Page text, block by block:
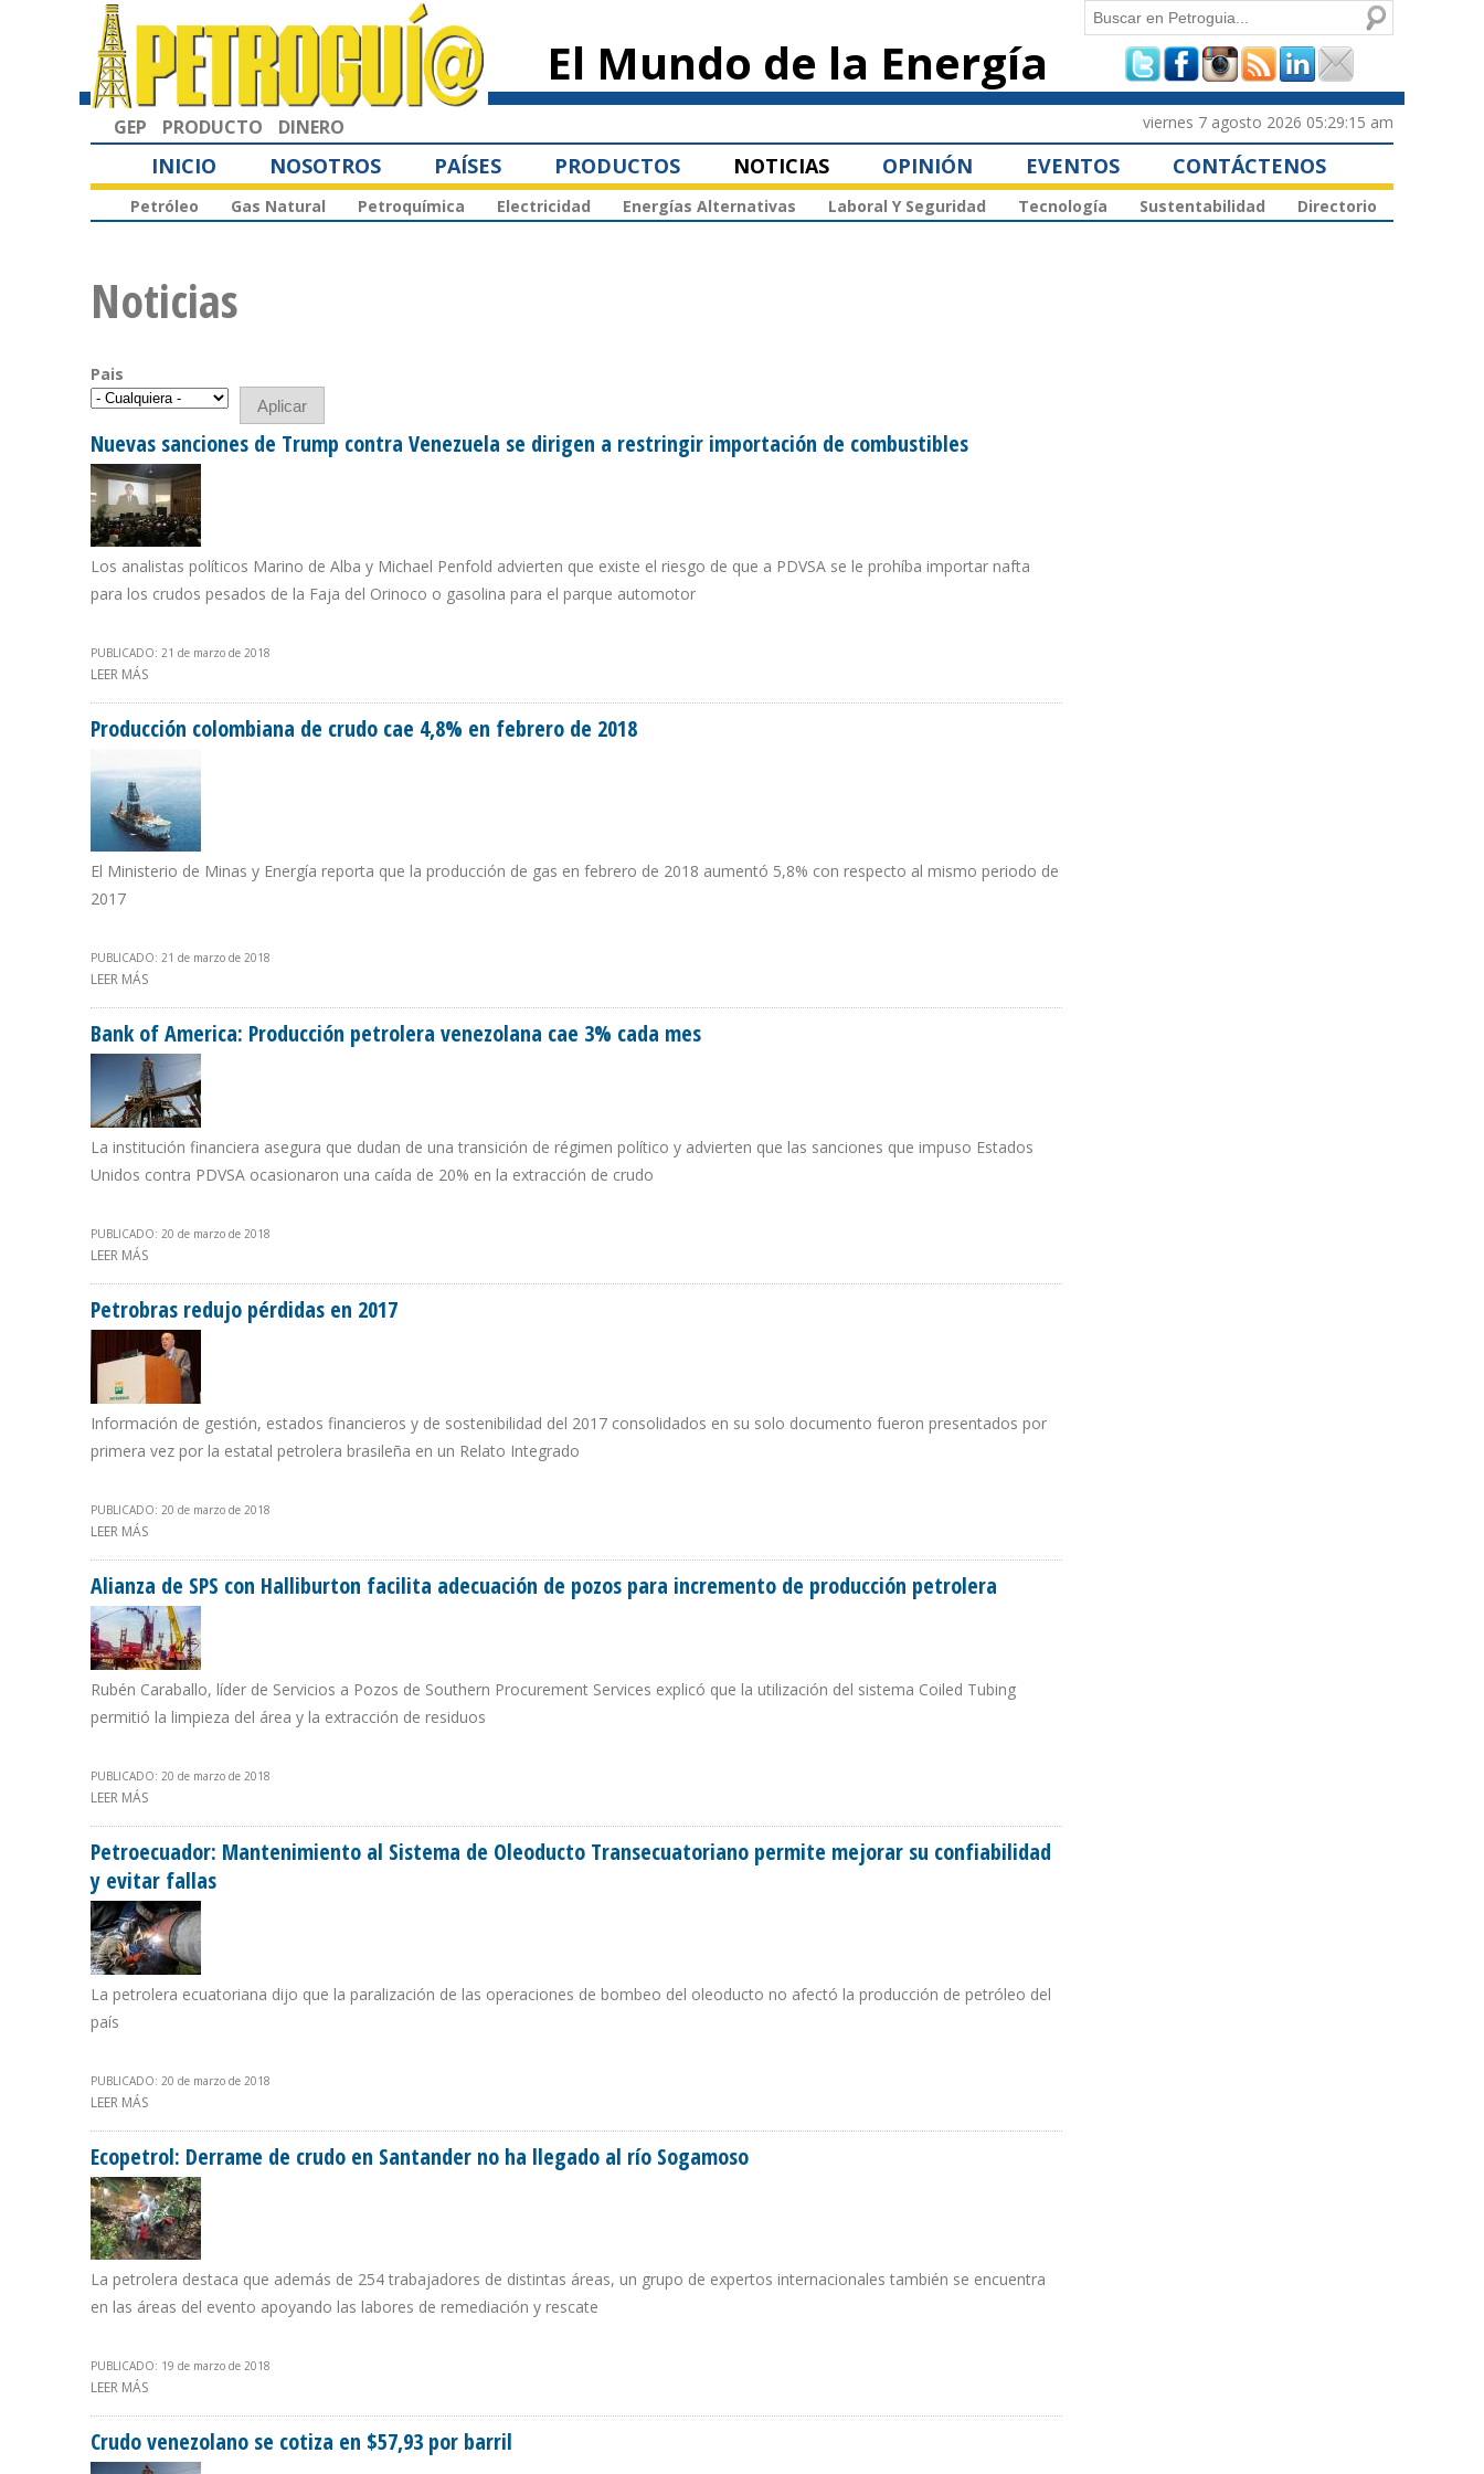
principal
El Mundo de la Energía
Formulario de
búsqueda
Buscar
GEP PRODUCTO DINERO viernes 7 agosto 2026 05:29:15 am
INICIO NOSOTROS PAÍSES PRODUCTOS NOTICIAS OPINIÓN EVENTOS CONTÁCTENOS
Petróleo Gas Natural Petroquímica Electricidad Energías Alternativas Laboral Y Seguridad Tecnología Sustentabilidad Directorio
Noticias
Pais
Nuevas sanciones de Trump contra Venezuela se dirigen a restringir importación de combustibles
Los analistas políticos Marino de Alba y Michael Penfold advierten que existe el riesgo de que a PDVSA se le prohíba importar nafta
para los crudos pesados de la Faja del Orinoco o gasolina para el parque automotor
PUBLICADO: 21 de marzo de 2018
LEER MÁS
Producción colombiana de crudo cae 4,8% en febrero de 2018
El Ministerio de Minas y Energía reporta que la producción de gas en febrero de 2018 aumentó 5,8% con respecto al mismo periodo de
2017
PUBLICADO: 21 de marzo de 2018
LEER MÁS
Bank of America: Producción petrolera venezolana cae 3% cada mes
La institución financiera asegura que dudan de una transición de régimen político y advierten que las sanciones que impuso Estados
Unidos contra PDVSA ocasionaron una caída de 20% en la extracción de crudo
PUBLICADO: 20 de marzo de 2018
LEER MÁS
Petrobras redujo pérdidas en 2017
Información de gestión, estados financieros y de sostenibilidad del 2017 consolidados en su solo documento fueron presentados por
primera vez por la estatal petrolera brasileña en un Relato Integrado
PUBLICADO: 20 de marzo de 2018
LEER MÁS
Alianza de SPS con Halliburton facilita adecuación de pozos para incremento de producción petrolera
Rubén Caraballo, líder de Servicios a Pozos de Southern Procurement Services explicó que la utilización del sistema Coiled Tubing
permitió la limpieza del área y la extracción de residuos
PUBLICADO: 20 de marzo de 2018
LEER MÁS
Petroecuador: Mantenimiento al Sistema de Oleoducto Transecuatoriano permite mejorar su confiabilidad
y evitar fallas
La petrolera ecuatoriana dijo que la paralización de las operaciones de bombeo del oleoducto no afectó la producción de petróleo del
país
PUBLICADO: 20 de marzo de 2018
LEER MÁS
Ecopetrol: Derrame de crudo en Santander no ha llegado al río Sogamoso
La petrolera destaca que además de 254 trabajadores de distintas áreas, un grupo de expertos internacionales también se encuentra
en las áreas del evento apoyando las labores de remediación y rescate
PUBLICADO: 19 de marzo de 2018
LEER MÁS
Crudo venezolano se cotiza en $57,93 por barril